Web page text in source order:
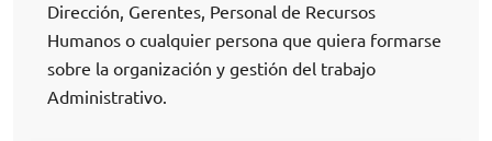
Dirección, Gerentes, Personal de Recursos
Humanos o cualquier persona que quiera formarse
sobre la organización y gestión del trabajo
Administrativo.